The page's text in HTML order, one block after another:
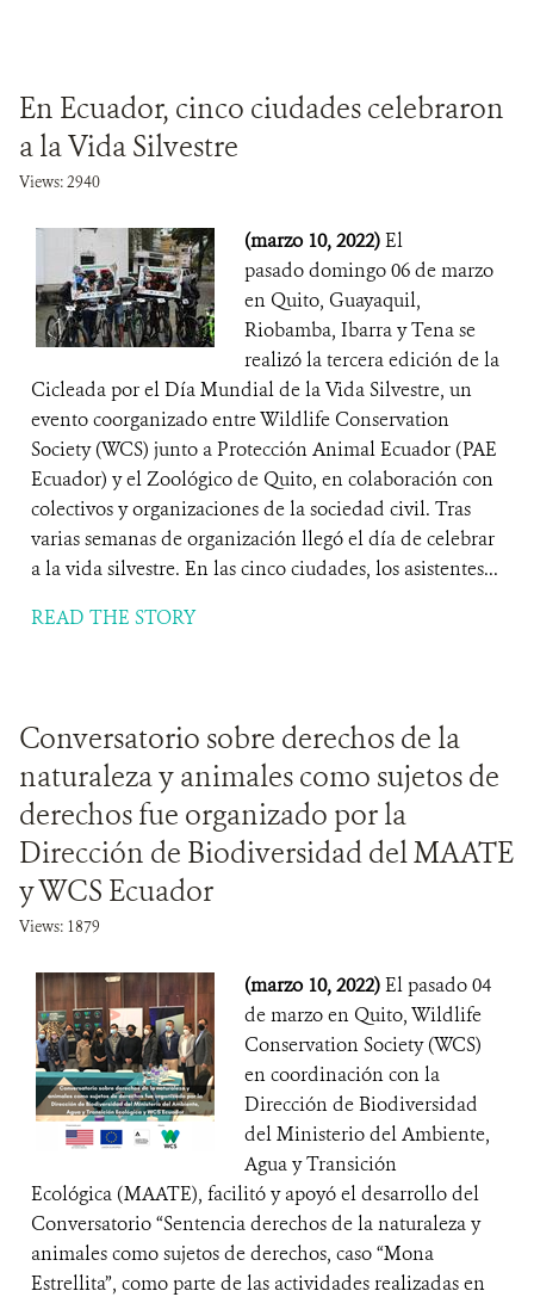
En Ecuador, cinco ciudades celebraron
a la Vida Silvestre
Views: 2940
(marzo 10, 2022)El
pasado domingo 06 de marzo
en Quito, Guayaquil,
Riobamba, Ibarra y Tena se
realizó la tercera edición de la
Cicleada por el Día Mundial de la Vida Silvestre, un
evento coorganizado entre Wildlife Conservation
Society (WCS) junto a Protección Animal Ecuador (PAE
Ecuador) y el Zoológico de Quito, en colaboración con
colectivos y organizaciones de la sociedad civil. Tras
varias semanas de organización llegó el día de celebrar
a la vida silvestre. En las cinco ciudades, los asistentes...
READ THE STORY
Conversatorio sobre derechos de la
naturaleza y animales como sujetos de
derechos fue organizado por la
Dirección de Biodiversidad del MAATE
y WCS Ecuador
Views: 1879
(marzo 10, 2022)El pasado 04
de marzo en Quito, Wildlife
Conservation Society (WCS)
en coordinación con la
Dirección de Biodiversidad
del Ministerio del Ambiente,
Agua y Transición
Ecológica (MAATE), facilitó y apoyó el desarrollo del
Conversatorio “Sentencia derechos de la naturaleza y
animales como sujetos de derechos, caso “Mona
Estrellita”, como parte de las actividades realizadas en